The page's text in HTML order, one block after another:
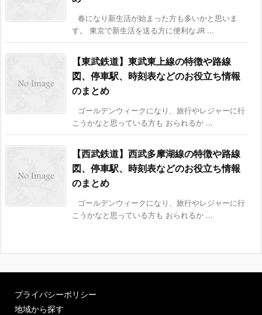
春になり新生活が始まった方も多いかと思いま
す。 東京で新生活を送る方に便利なJR ...
【東武鉄道】東武東上線の特徴や路線
図、停車駅、時刻表などのお役立ち情報
のまとめ
ゴールデンウィークになり、旅行やレジャーに行
こうかなと思っている方も おられるか ...
【西武鉄道】西武多摩湖線の特徴や路線
図、停車駅、時刻表などのお役立ち情報
のまとめ
ゴールデンウィークになり、旅行やレジャーに行
こうかなと思っている方も おられるか ...
プライバシーポリシー
地域から探す